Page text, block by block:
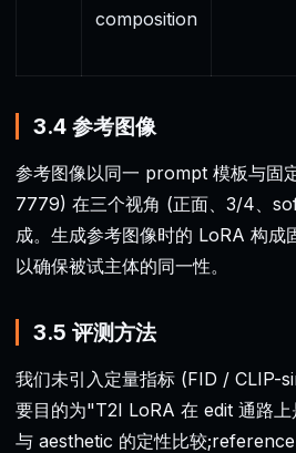
composition
3.4 参考图像
参考图像以同一 prompt 模板与固
7779) 在三个视角 (正面、3/4、
成。生成参考图像时的 LoRA 构
以确保被试主体的同一性。
3.5 评测方法
我们未引入定量指标 (FID / CLIP-
要目的为"T2I LoRA 在 edit 通路
与 aesthetic 的定性比较